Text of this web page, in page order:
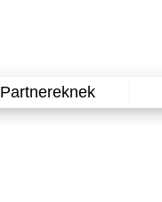
Partnereknek